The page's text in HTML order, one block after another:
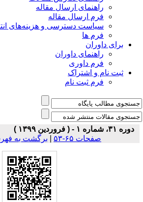
راهنمای ارسال مقاله
فرم ارسال مقاله
سیاست دسترسی و هزینه‌های
فرم ها
برای داوران
راهنمای داوران
فرم داوری
ثبت نام و اشتراک
فرم ثبت نام
دوره ۳۱، شماره ۱ - ( فروردین ۱۳۹۹ )
صفحات ۶۵-۵۳
| برگشت به